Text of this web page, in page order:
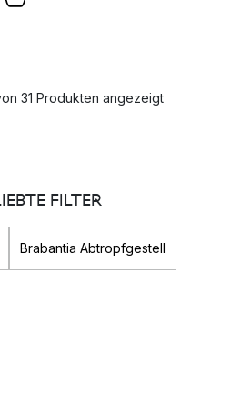
31 Produkten angezeigt
FILTER
Brabantia Abtropfgestell